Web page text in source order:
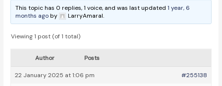
This topic has 0 replies, 1 voice, and was last updated1 year, 6
months agoby LarryAmaral.
Viewing 1 post (of 1 total)
Author Posts
22 January 2025 at 1:06 pm #255138